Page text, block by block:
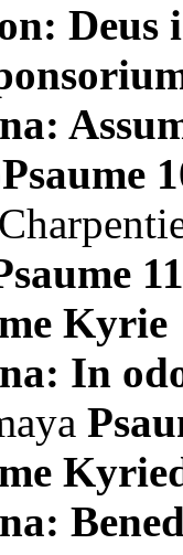
Deus
Psaume
Kyrie
In